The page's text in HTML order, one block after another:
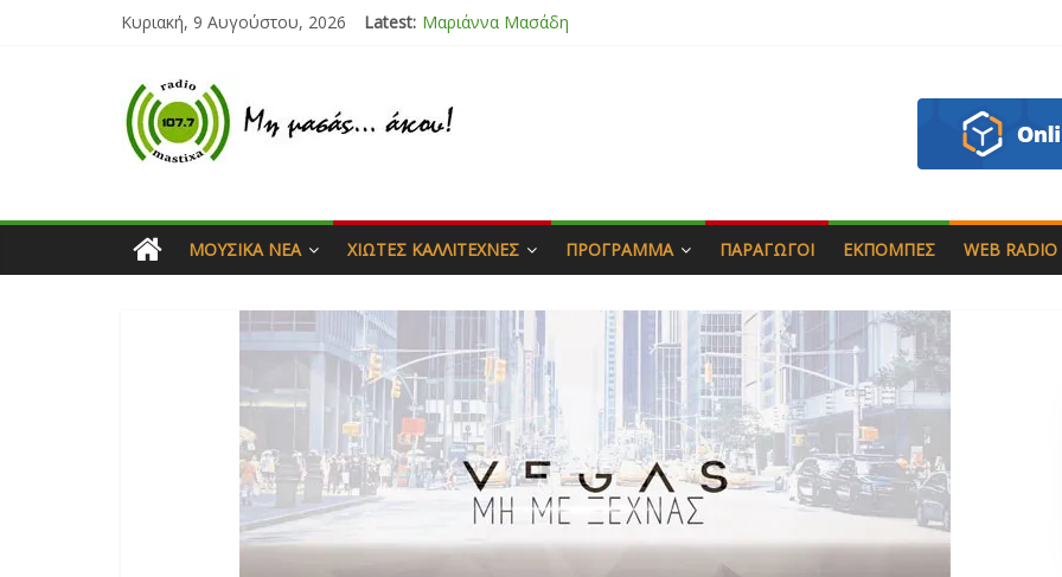
Κυριακή, 9 Αυγούστου, 2026 Latest: Μαριάννα Μασάδη
Ιορδάνης Αγαπητός
ΜΟΥΣΙΚΆ ΝΈΑ ΧΙΏΤΕΣ ΚΑΛΛΙΤΈΧΝΕΣ ΠΡΌΓΡΑΜΜΑ ΠΑΡΑΓΩΓΟΊ ΕΚΠΟΜΠΈΣ WEB RADIO